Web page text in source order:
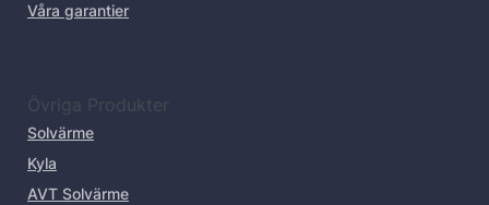
Våra garantier
Övriga Produkter
Solvärme
Kyla
AVT Solvärme